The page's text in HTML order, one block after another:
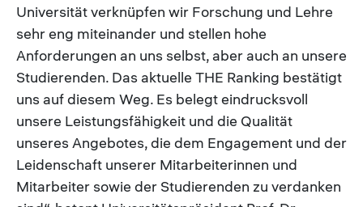
Universität verknüpfen wir Forschung und Lehre
sehr eng miteinander und stellen hohe
Anforderungen an uns selbst, aber auch an unsere
Studierenden. Das aktuelle THE Ranking bestätigt
uns auf diesem Weg. Es belegt eindrucksvoll
unsere Leistungsfähigkeit und die Qualität
unseres Angebotes, die dem Engagement und der
Leidenschaft unserer Mitarbeiterinnen und
Mitarbeiter sowie der Studierenden zu verdanken